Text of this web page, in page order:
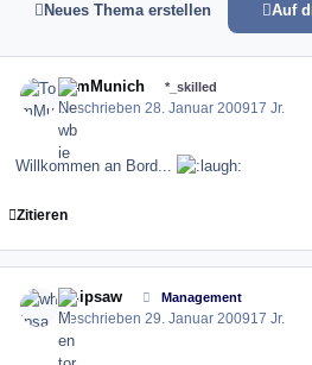
Neues Thema erstellen Auf
TomMunich *_skilled
Geschrieben28. Januar 200917 Jr.
Willkommen an Bord...
Zitieren
whipsaw Management
Geschrieben29. Januar 200917 Jr.